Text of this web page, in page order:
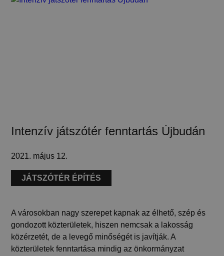
Intenzív játszótér fenntartás Újbudán
2021. május 12.
JÁTSZÓTÉR ÉPÍTÉS
A városokban nagy szerepet kapnak az élhető, szép és
gondozott közterületek, hiszen nemcsak a lakosság
közérzetét, de a levegő minőségét is javítják. A
közterületek fenntartása mindig az önkormányzat